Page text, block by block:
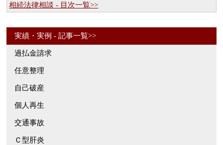
相続法律相談 - 目次一覧>>
実績・実例 - 記事一覧>>
過払金請求
任意整理
自己破産
個人再生
交通事故
Ｃ型肝炎